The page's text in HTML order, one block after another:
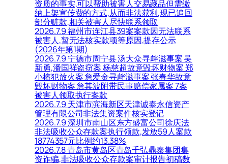
资质的事实,可以帮助被害人交易藏品但需缴
纳上架宣传费的方式,从而非法获利,现已追回
部分赃款,相关被害人尽快联系领取
2026.7.9 福州市连江县39案案款因无法联系
被害人,暂无法核实款项等原因,提存公示
(2026年第1期)
2026.7.9 宁德市周宁县 汤大众寻衅滋事案 吴
新勇,潘国祥盗窃案 杨慈超故意毁坏财物案 郑
小榕犯放火案 詹爱金寻衅滋事案 张春华故意
毁坏财物案 詹其波附带民事赔偿家属案 7案
被害人领取执行案款
2026.7.9 天津市滨海新区天津诚泰永信资产
管理有限公司非法集资案件核实登记
2026.7.9 深圳市南山区东方盛富公司徐庆法
非法吸收公众存款案执行领款,发放59人案款
18774357元比例约13.38%
2026.7.8 青岛市黄岛区青岛千弘鼎泰集团集
资诈骗,非法吸收公众存款案审计报告初稿数